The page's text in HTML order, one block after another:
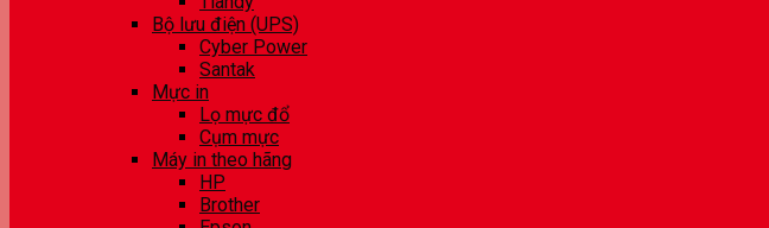
Bộ lưu điện (UPS)
Cyber Power
Santak
Mực in
Lọ mực đổ
Cụm mực
Máy in theo hãng
HP
Brother